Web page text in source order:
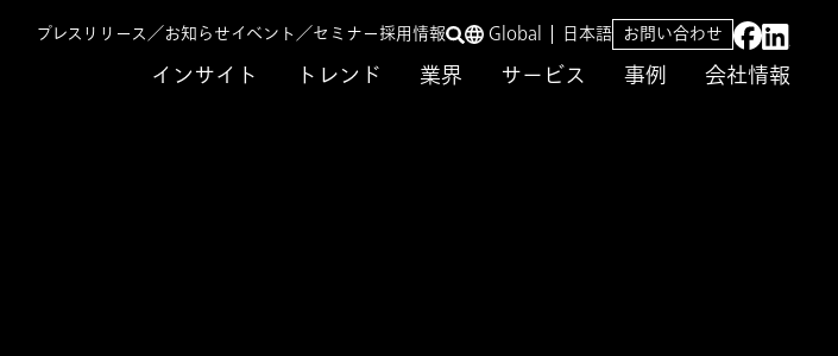
インサイト トレンド 業界 サービス 事例 会社情報
プレスリリース／お知らせイベント／セミナー採用情報 Global 日本語 お問い合わせ